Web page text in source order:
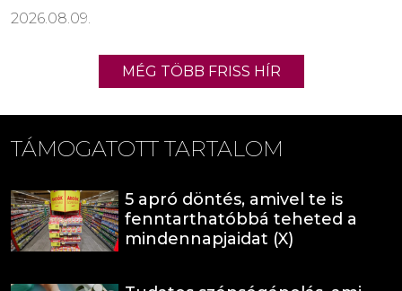
2026.08.09.
MÉG TÖBB FRISS HÍR
TÁMOGATOTT TARTALOM
5 apró döntés, amivel te is
fenntarthatóbbá teheted a
mindennapjaidat (X)